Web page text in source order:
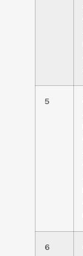
5
6